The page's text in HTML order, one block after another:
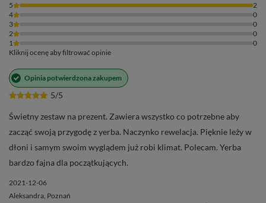
5
2
4
0
3
0
2
0
1
0
Kliknij ocenę aby filtrować opinie
5/5
Opinia potwierdzona zakupem
Świetny zestaw na prezent. Zawiera wszystko co potrzebne aby
zacząć swoją przygodę z yerba. Naczynko rewelacja. Pięknie leży w
dłoni i samym swoim wyglądem już robi klimat. Polecam. Yerba
bardzo fajna dla początkujących.
2021-12-06
Aleksandra, Poznań